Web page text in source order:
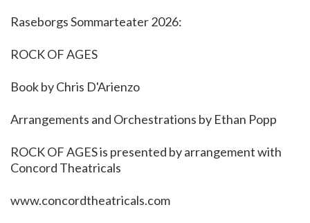
Raseborgs Sommarteater 2026:
ROCK OF AGES
Book by Chris D'Arienzo
Arrangements and Orchestrations by Ethan Popp
ROCK OF AGES is presented by arrangement with
Concord Theatricals
www.concordtheatricals.com